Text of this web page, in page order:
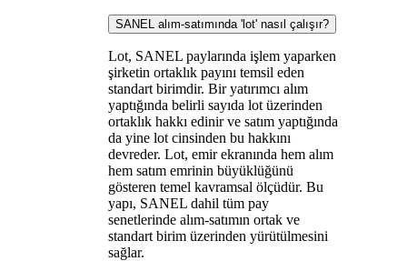
SANEL alım-satımında 'lot' nasıl çalışır?
Lot, SANEL paylarında işlem yaparken
şirketin ortaklık payını temsil eden
standart birimdir. Bir yatırımcı alım
yaptığında belirli sayıda lot üzerinden
ortaklık hakkı edinir ve satım yaptığında
da yine lot cinsinden bu hakkını
devreder. Lot, emir ekranında hem alım
hem satım emrinin büyüklüğünü
gösteren temel kavramsal ölçüdür. Bu
yapı, SANEL dahil tüm pay
senetlerinde alım-satımın ortak ve
standart birim üzerinden yürütülmesini
sağlar.